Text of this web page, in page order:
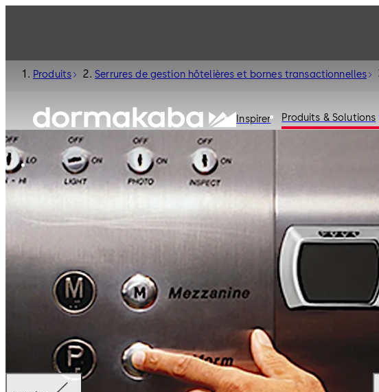
Inspirer Produits & Solutions
Produits Serrures de gestion hôtelières et bornes transactionnelles